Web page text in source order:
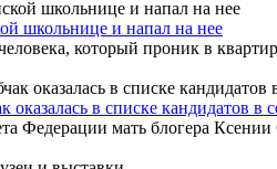
школьнице и напал на нее
который проник в
в списке кандидатов в
Федерации мать блогера